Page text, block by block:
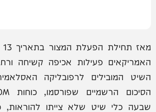
האמריקאים פעילות אכיפה קשיחה
השיט המובילים לרפובליקה